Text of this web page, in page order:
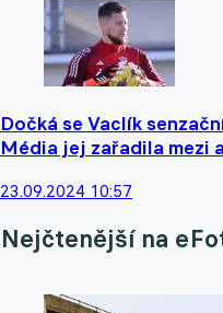
Dočká se Vaclík
Média jej zařadila mezi
23.09.2024 10:57
Nejčtenější na